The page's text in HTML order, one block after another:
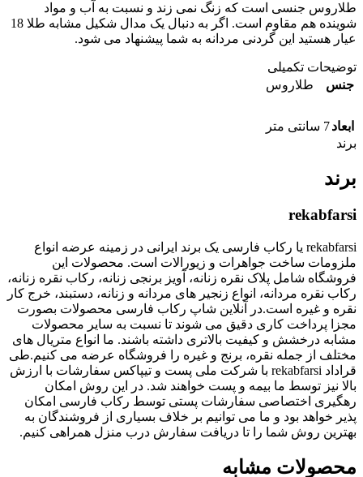
طلاروس جنسی است که زنگ نمی زند و نسبت به آب و مواد
شوینده هم مقاوم است. اگر به دنبال یک مدال شکیل مشابه طلا 18
عیار هستید این گردنی مردانه به شما پیشنهاد می شود.
توضیحات تکمیلی
جنس
طلاروس
ابعاد7 سانتی متر
برند
برند
rekabfarsi
rekabfarsi یا رکاب فارسی یک برند ایرانی در زمینه عرضه انواع
ملزومات ساخت جواهرات و زیورالات است. محصولات این
فروشگاه شامل پلاک نقره زنانه، آویز برنجی زنانه، رکاب نقره زنانه،
رکاب نقره مردانه، انواع زنجیر های مردانه و زنانه، دستبند، خرج کار
نقره و غیره است.در آنلاین شاپ رکاب فارسی محصولات بصورت
مجزا پرداخت کاری دقیق می شوند تا نسبت به سایر محصولات
مشابه درخشش و کیفیت بالاتری داشته باشند. ما انواع متریال های
مختلف از جمله نقره، برنج و غیره را فروشگاه عرضه می کنیم.طی
قراداد rekabfarsi با شرکت ملی پست و تیپاکس سفارشات با ارزش
بالا نیز توسط ما بیمه و پست خواهند شد. در این روش امکان
رهگیری اختصاصی سفارشات پستی توسط رکاب فارسی امکان
پذیر خواهد بود و ما می توانیم بر خلاف بسیاری از فروشندگان به
بهترین روش شما را تا دریافت سفارش درب منزل همراهی کنیم.
محصولات مشابه